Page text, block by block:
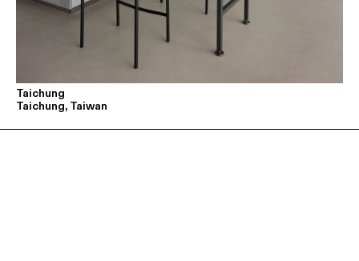
Taichung
Taichung, Taiwan